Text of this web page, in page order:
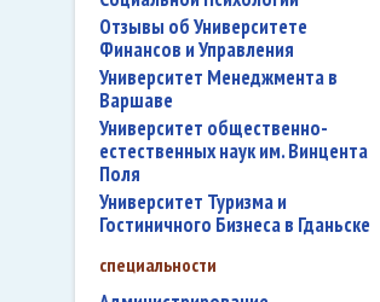
Отзывы об Университете
Финансов и Управления
Университет Менеджмента в
Варшаве
Университет общественно-
естественных наук им. Винцента
Поля
Университет Туризма и
Гостиничного Бизнеса в Гданьске
специальности